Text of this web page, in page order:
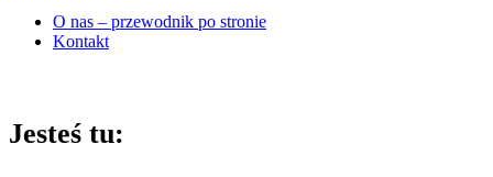
O nas – przewodnik po stronie
Kontakt
Jesteś tu: